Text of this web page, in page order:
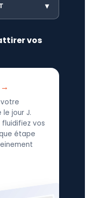
vos
jour J.
vos
étape